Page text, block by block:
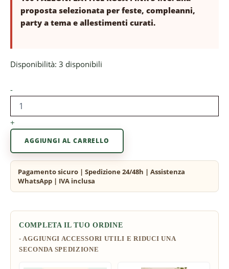
proposta selezionata per feste, compleanni,
party a tema e allestimenti curati.
Disponibilità: 3 disponibili
-
+
AGGIUNGI AL CARRELLO
COMPLETA IL TUO ORDINE